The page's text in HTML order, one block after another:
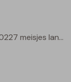
Sarra W20227 meisjes lange broek Zwart